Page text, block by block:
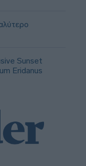
Sunset
Eridanus